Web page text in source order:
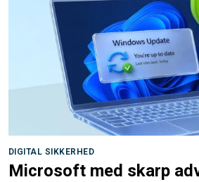
DIGITAL SIKKERHED
Microsoft med skarp